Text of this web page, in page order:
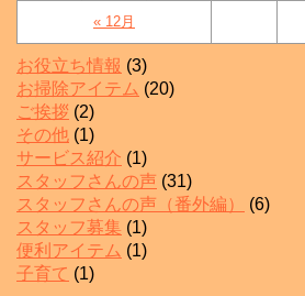
« 12月
お役立ち情報 (3)
お掃除アイテム (20)
ご挨拶 (2)
その他 (1)
サービス紹介 (1)
スタッフさんの声 (31)
スタッフさんの声（番外編）
(6)
スタッフ募集 (1)
便利アイテム (1)
子育て (1)